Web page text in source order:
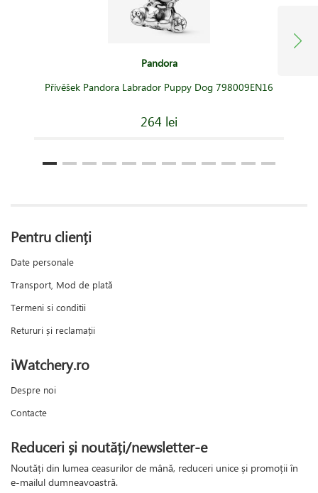
Pandora
Přívěšek Pandora Labrador Puppy Dog 798009EN16
264 lei
Pentru clienți
Date personale
Transport, Mod de plată
Termeni si conditii
Retururi și reclamații
iWatchery.ro
Despre noi
Contacte
Reduceri și noutăți/newsletter-e
Noutăți din lumea ceasurilor de mână, reduceri unice și promoții în
e-mailul dumneavoastră.